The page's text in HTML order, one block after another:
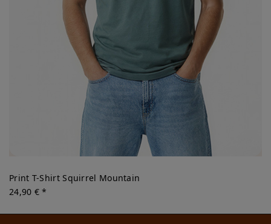
Print T-Shirt Squirrel Mountain
24,90 € *